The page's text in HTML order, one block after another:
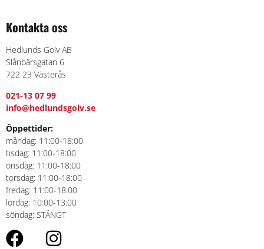
Kontakta oss
Hedlunds Golv AB
Slånbärsgatan 6
722 23 Västerås
021-13 07 99
info@hedlundsgolv.se
Öppettider:
måndag: 11:00-18:00
tisdag: 11:00-18:00
onsdag: 11:00-18:00
torsdag: 11:00-18:00
fredag: 11:00-18:00
lördag: 10:00-13:00
söndag: STÄNGT